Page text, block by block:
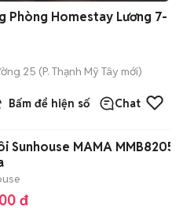
Phòng Homestay Lương 7-
25 (P. Thạnh Mỹ Tây mới)
Bấm để hiện số Chat
Sunhouse MAMA
đ